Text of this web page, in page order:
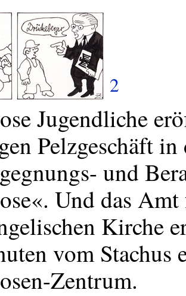
2
Jugendliche
Pelzgeschäft
und
Und das
Kirche
vom Stachus
Zentrum.